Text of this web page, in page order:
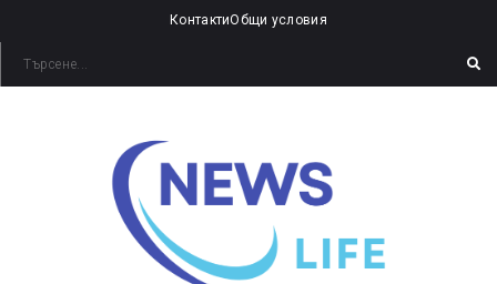
КонтактиОбщи условия